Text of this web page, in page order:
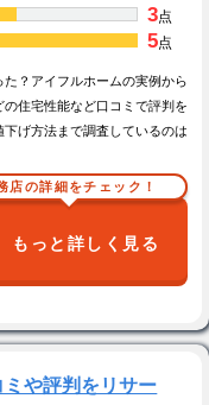
3点
5点
？アイフルホームの実例から
住宅性能など口コミで評判を
げ方法まで調査しているのは
店の詳細をチェック！
もっと詳しく見る
や評判をリサー